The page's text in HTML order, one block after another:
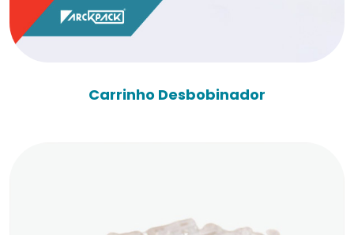
Carrinho Desbobinador